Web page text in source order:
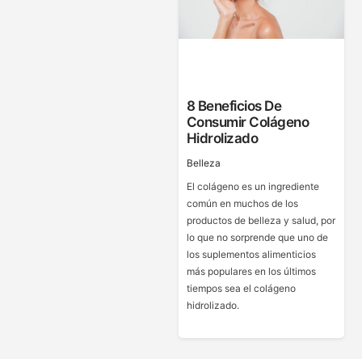
8 Beneficios De
Consumir Colágeno
Hidrolizado
Belleza
El colágeno es un ingrediente
común en muchos de los
productos de belleza y salud, por
lo que no sorprende que uno de
los suplementos alimenticios
más populares en los últimos
tiempos sea el colágeno
hidrolizado.